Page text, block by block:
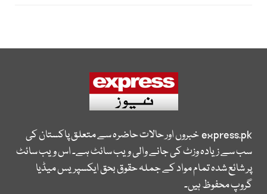
express.pkخبروں اور حالات حاضرہ سے متعلق پاکستان کی
سب سے زیادہ وزٹ کی جانے والی ویب سائٹ ہے۔ اس ویب سائٹ
پر شائع شدہ تمام مواد کے جملہ حقوق بحق ایکسپریس میڈیا
گروپ محفوظ ہیں۔